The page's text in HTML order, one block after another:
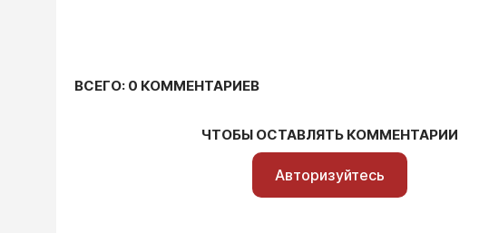
ВСЕГО: 0 КОММЕНТАРИЕВ
ЧТОБЫ ОСТАВЛЯТЬ КОММЕНТАРИИ
Авторизуйтесь